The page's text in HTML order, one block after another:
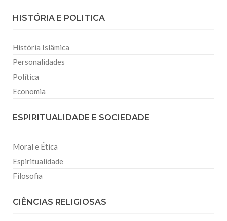
HISTÓRIA E POLITICA
História Islâmica
Personalidades
Política
Economia
ESPIRITUALIDADE E SOCIEDADE
Moral e Ética
Espiritualidade
Filosofia
CIÊNCIAS RELIGIOSAS